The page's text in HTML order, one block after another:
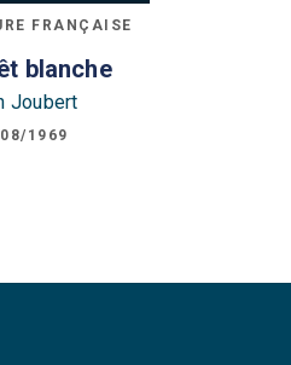
FRANÇAISE
blanche
Joubert
1969